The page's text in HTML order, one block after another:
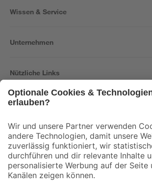
Wissen & Service
Unternehmen
Nützliche Links
Der toom Newsletter: Keine Angebote und Aktionen
Zur Newsletter Anmeldung
Folge uns